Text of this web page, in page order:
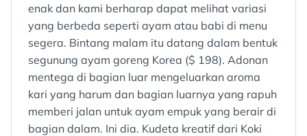
enak dan kami berharap dapat melihat variasi
yang berbeda seperti ayam atau babi di menu
segera. Bintang malam itu datang dalam bentuk
segunung ayam goreng Korea ($ 198). Adonan
mentega di bagian luar mengeluarkan aroma
kari yang harum dan bagian luarnya yang rapuh
memberi jalan untuk ayam empuk yang berair di
bagian dalam. Ini dia. Kudeta kreatif dari Koki